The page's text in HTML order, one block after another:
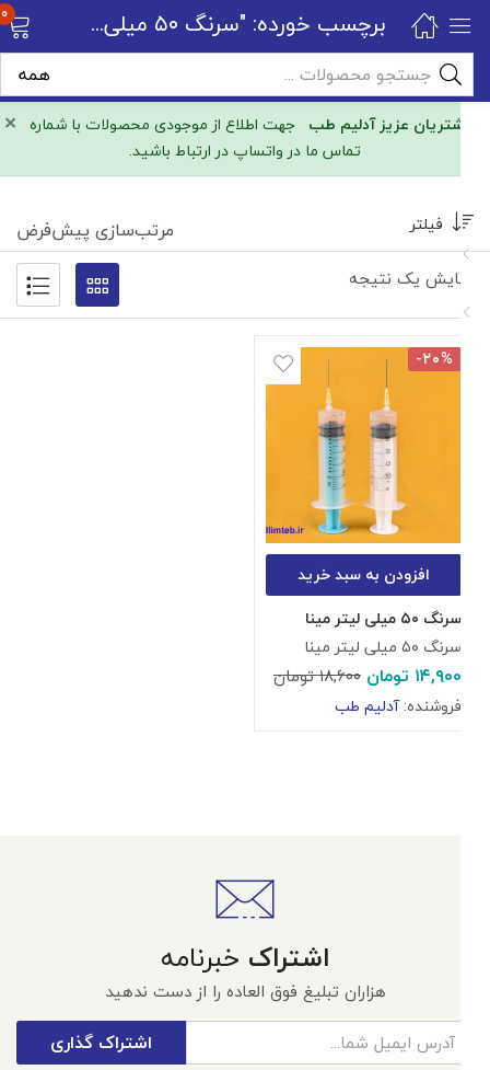
× مشتریان عزیز آدلیم طبجهت اطلاع از موجودی محصولات با شماره
تماس ما در واتساپ در ارتباط باشید.
برچسب خورده: "سرنگ ۵۰ میلی لیتر" 0
نمایش یک نتیجه
فیلتر مرتب‌سازی پیش‌فرض
افزودن به سبد خرید
-۲۰%
سرنگ ۵۰ میلی لیتر مینا
سرنگ ۵۰ میلی لیتر مینا
۱۴,۹۰۰تومان۱۸,۶۰۰تومان
فروشنده:آدلیم طب
اشتراکخبرنامه
هزاران تبلیغ فوق العاده را از دست ندهید
اشتراک گذاری